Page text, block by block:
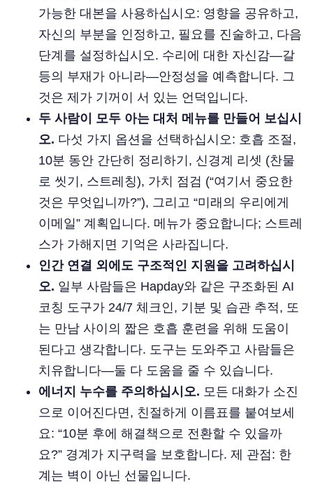
가능한 대본을 사용하십시오: 영향을 공유하고,
자신의 부분을 인정하고, 필요를 진술하고, 다음
단계를 설정하십시오. 수리에 대한 자신감—갈
등의 부재가 아니라—안정성을 예측합니다. 그
것은 제가 기꺼이 서 있는 언덕입니다.
두 사람이 모두 아는 대처 메뉴를 만들어 보십시
오. 다섯 가지 옵션을 선택하십시오: 호흡 조절,
10분 동안 간단히 정리하기, 신경계 리셋 (찬물
로 씻기, 스트레칭), 가치 점검 (“여기서 중요한
것은 무엇입니까?”), 그리고 “미래의 우리에게
이메일” 계획입니다. 메뉴가 중요합니다; 스트레
스가 가해지면 기억은 사라집니다.
인간 연결 외에도 구조적인 지원을 고려하십시
오. 일부 사람들은 Hapday와 같은 구조화된 AI
코칭 도구가 24/7 체크인, 기분 및 습관 추적, 또
는 만남 사이의 짧은 호흡 훈련을 위해 도움이
된다고 생각합니다. 도구는 도와주고 사람들은
치유합니다—둘 다 도움을 줄 수 있습니다.
에너지 누수를 주의하십시오. 모든 대화가 소진
으로 이어진다면, 친절하게 이름표를 붙여보세
요: “10분 후에 해결책으로 전환할 수 있을까
요?” 경계가 지구력을 보호합니다. 제 관점: 한
계는 벽이 아닌 선물입니다.